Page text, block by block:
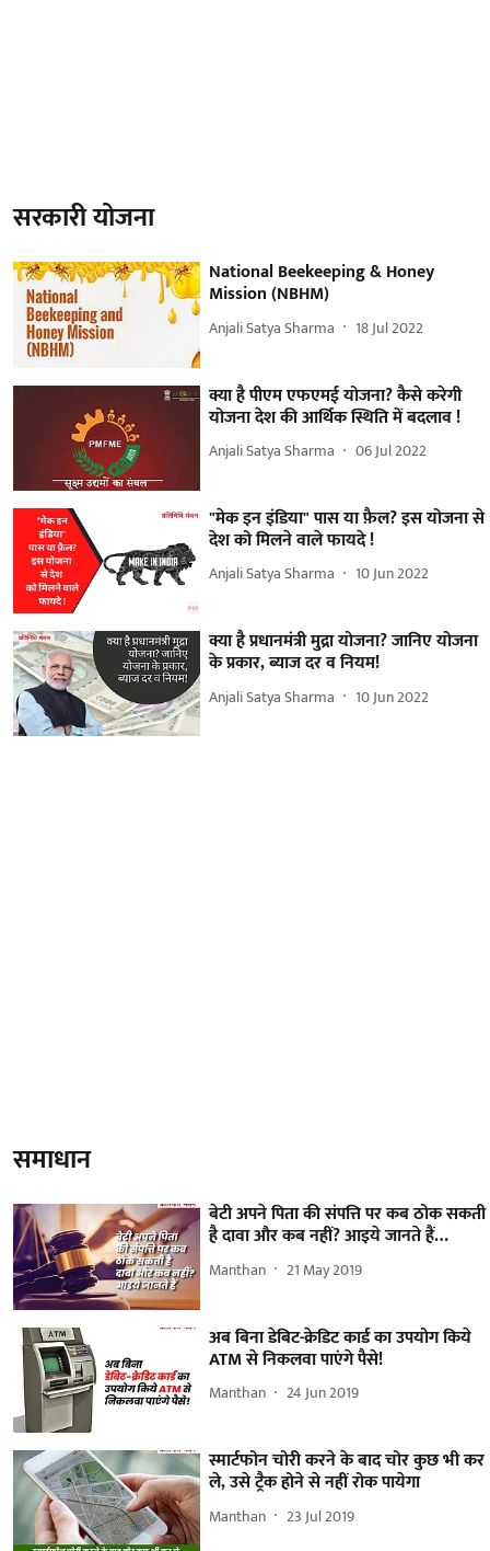
सरकारी योजना
National Beekeeping & Honey
Mission (NBHM)
Anjali Satya Sharma 18 Jul 2022
क्या है पीएम एफएमई योजना? कैसे करेगी
योजना देश की आर्थिक स्थिति में बदलाव !
Anjali Satya Sharma 06 Jul 2022
"मेक इन इंडिया" पास या फ़ैल? इस योजना से
देश को मिलने वाले फायदे !
Anjali Satya Sharma 10 Jun 2022
क्या है प्रधानमंत्री मुद्रा योजना? जानिए योजना
के प्रकार, ब्याज दर व नियम!
Anjali Satya Sharma 10 Jun 2022
समाधान
बेटी अपने पिता की संपत्ति पर कब ठोक सकती
है दावा और कब नहीं? आइये जानते हैं…
Manthan 21 May 2019
अब बिना डेबिट-क्रेडिट कार्ड का उपयोग किये
ATM से निकलवा पाएंगे पैसे!
Manthan 24 Jun 2019
स्मार्टफोन चोरी करने के बाद चोर कुछ भी कर
ले, उसे ट्रैक होने से नहीं रोक पायेगा
Manthan 23 Jul 2019